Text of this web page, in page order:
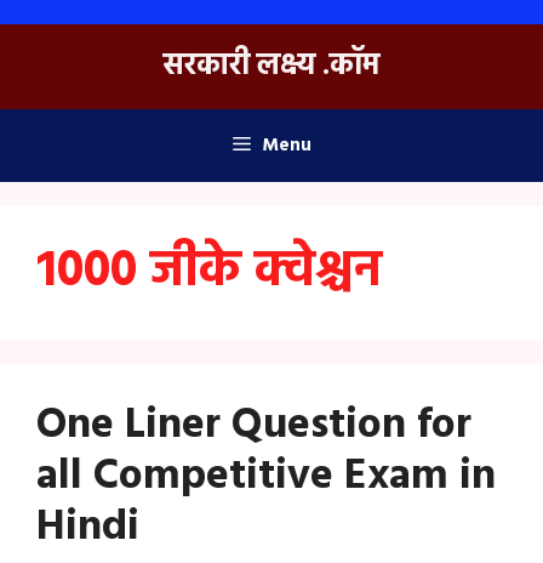
Skip
सरकारी लक्ष्य .कॉम
Menu
1000 जीके क्वेश्चन
One Liner Question for
all Competitive Exam in
Hindi